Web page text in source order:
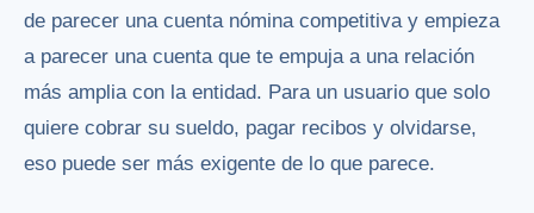
de parecer una cuenta nómina competitiva y empieza
a parecer una cuenta que te empuja a una relación
más amplia con la entidad. Para un usuario que solo
quiere cobrar su sueldo, pagar recibos y olvidarse,
eso puede ser más exigente de lo que parece.